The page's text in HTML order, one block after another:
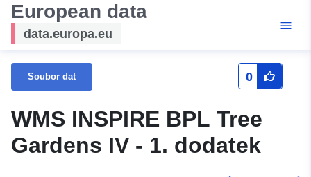
European data
data.europa.eu
Soubor dat 0
WMS INSPIRE BPL Tree
Gardens IV - 1. dodatek